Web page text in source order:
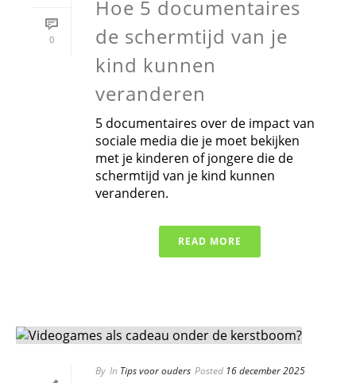
0
Hoe 5 documentaires
de schermtijd van je
kind kunnen
veranderen
5 documentaires over de impact van
sociale media die je moet bekijken
met je kinderen of jongere die de
schermtijd van je kind kunnen
veranderen.
READ MORE
By In Tips voor ouders Posted 16 december 2025